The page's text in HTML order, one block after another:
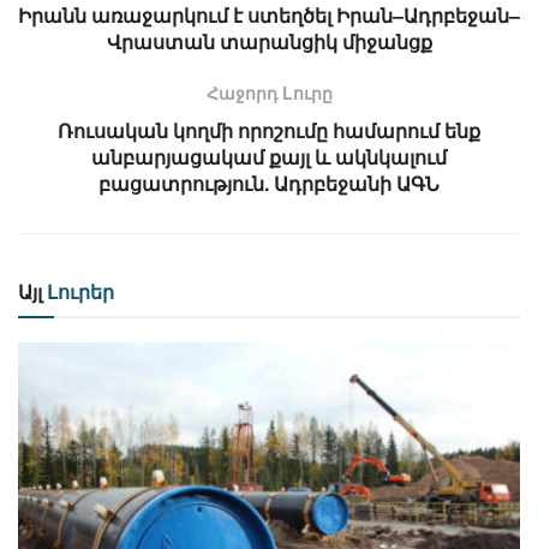
Իրանն առաջարկում է ստեղծել Իրան–Ադրբեջան–
Վրաստան տարանցիկ միջանցք
Հաջորդ Lուրը
Ռուսական կողմի որոշումը համարում ենք
անբարյացակամ քայլ և ակնկալում
բացատրություն. Ադրբեջանի ԱԳՆ
Այլ Լուրեր